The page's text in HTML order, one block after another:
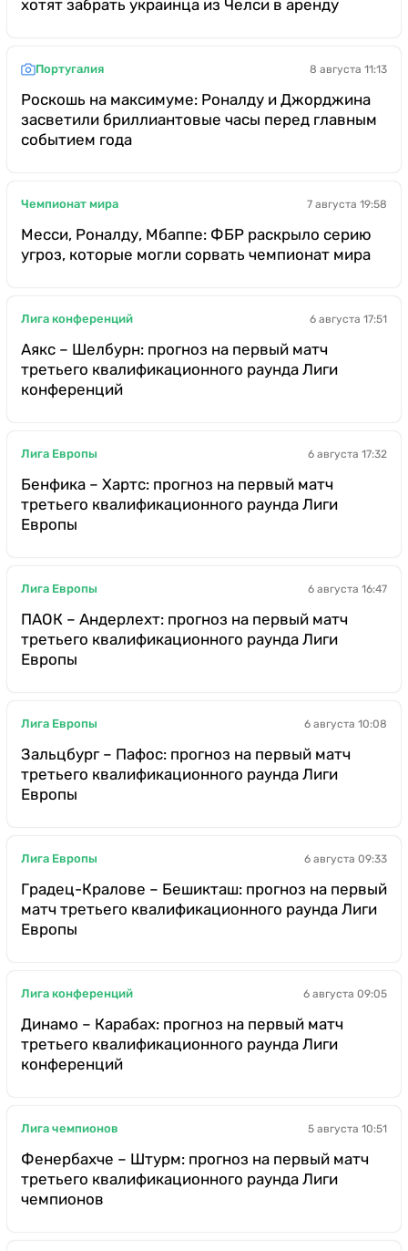
хотят забрать украинца из Челси в аренду
Португалия 8 августа 11:13
Роскошь на максимуме: Роналду и Джорджина
засветили бриллиантовые часы перед главным
событием года
Чемпионат мира 7 августа 19:58
Месси, Роналду, Мбаппе: ФБР раскрыло серию
угроз, которые могли сорвать чемпионат мира
Лига конференций 6 августа 17:51
Аякс – Шелбурн: прогноз на первый матч
третьего квалификационного раунда Лиги
конференций
Лига Европы 6 августа 17:32
Бенфика – Хартс: прогноз на первый матч
третьего квалификационного раунда Лиги
Европы
Лига Европы 6 августа 16:47
ПАОК – Андерлехт: прогноз на первый матч
третьего квалификационного раунда Лиги
Европы
Лига Европы 6 августа 10:08
Зальцбург – Пафос: прогноз на первый матч
третьего квалификационного раунда Лиги
Европы
Лига Европы 6 августа 09:33
Градец-Кралове – Бешикташ: прогноз на первый
матч третьего квалификационного раунда Лиги
Европы
Лига конференций 6 августа 09:05
Динамо – Карабах: прогноз на первый матч
третьего квалификационного раунда Лиги
конференций
Лига чемпионов 5 августа 10:51
Фенербахче – Штурм: прогноз на первый матч
третьего квалификационного раунда Лиги
чемпионов